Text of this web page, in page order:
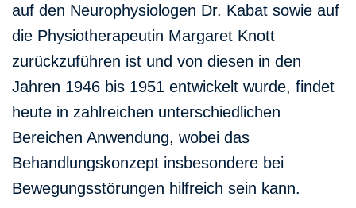
auf den Neurophysiologen Dr. Kabat sowie auf
die Physiotherapeutin Margaret Knott
zurückzuführen ist und von diesen in den
Jahren 1946 bis 1951 entwickelt wurde, findet
heute in zahlreichen unterschiedlichen
Bereichen Anwendung, wobei das
Behandlungskonzept insbesondere bei
Bewegungsstörungen hilfreich sein kann.